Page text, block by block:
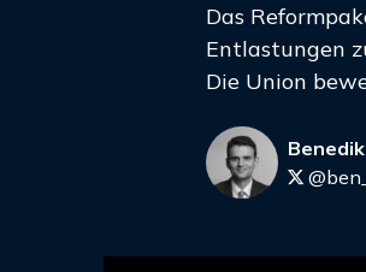
Das
Entlastungen
Die Union